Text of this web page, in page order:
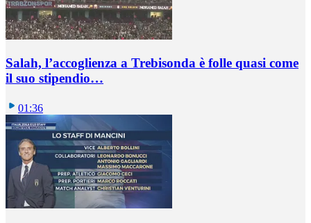
Salah, l’accoglienza a Trebisonda è folle quasi come
il suo stipendio…
01:36